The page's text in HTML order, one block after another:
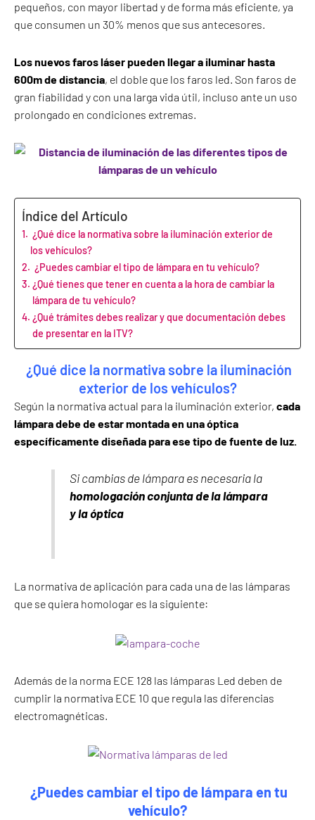
pequeños, con mayor libertad y de forma más eficiente, ya
que consumen un 30% menos que sus antecesores.
Los nuevos faros láser pueden llegar a iluminar hasta
600m de distancia, el doble que los faros led. Son faros de
gran fiabilidad y con una larga vida útil, incluso ante un uso
prolongado en condiciones extremas.
Índice del Artículo
¿Qué dice la normativa sobre la iluminación exterior de
los vehículos?
¿Puedes cambiar el tipo de lámpara en tu vehículo?
¿Qué tienes que tener en cuenta a la hora de cambiar la
lámpara de tu vehículo?
¿Qué trámites debes realizar y que documentación debes
de presentar en la ITV?
¿Qué dice la normativa sobre la iluminación
exterior de los vehículos?
Según la normativa actual para la iluminación exterior, cada
lámpara debe de estar montada en una óptica
específicamente diseñada para ese tipo de fuente de luz.
Si cambias de lámpara es necesaria la
homologación conjunta de la lámpara
y la óptica
La normativa de aplicación para cada una de las lámparas
que se quiera homologar es la siguiente:
Además de la norma ECE 128 las lámparas Led deben de
cumplir la normativa ECE 10 que regula las diferencias
electromagnéticas.
¿Puedes cambiar el tipo de lámpara en tu
vehículo?